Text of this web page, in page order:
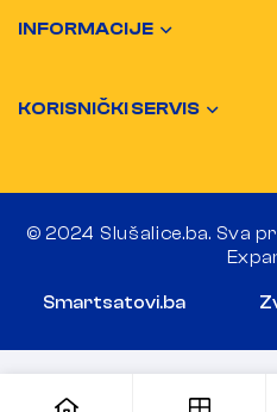
INFORMACIJE
KORISNIČKI SERVIS
© 2024 Slušalice.ba. Sva
Smartsatovi.ba